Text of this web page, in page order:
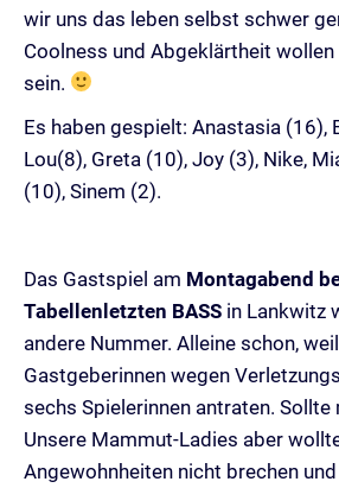
wir uns das leben selbst schwer
Coolness und Abgeklärtheit
sein.
Es haben gespielt: Anastasia (16),
Lou(8), Greta (10), Joy (3), Nike,
(10), Sinem (2).
Das Gastspiel am Montagabend
Tabellenletzten BASS in Lankwitz
andere Nummer. Alleine schon,
Gastgeberinnen wegen
sechs Spielerinnen antraten. Sollte
Unsere Mammut-Ladies aber
Angewohnheiten nicht brechen